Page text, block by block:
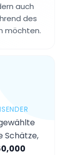
auch
des
möchten.
Schätze,